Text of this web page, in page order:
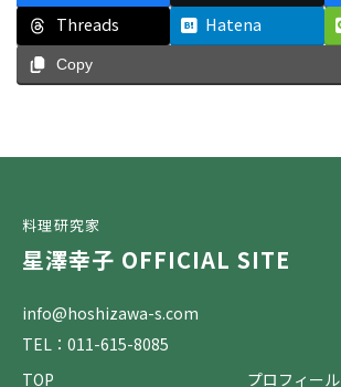
Threads
Hatena
Copy
料理研究家
星澤幸子 OFFICIAL SITE
info@hoshizawa-s.com
TEL：011-615-8085
TOP
プロフィール